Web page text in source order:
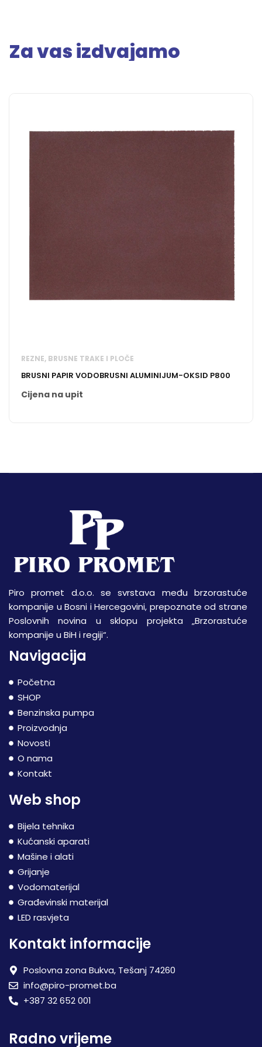
Za vas izdvajamo
REZNE, BRUSNE TRAKE I PLOČE
BRUSNI PAPIR VODOBRUSNI ALUMINIJUM-OKSID P800
Cijena na upit
Piro promet d.o.o. se svrstava među brzorastuće
kompanije u Bosni i Hercegovini, prepoznate od strane
Poslovnih novina u sklopu projekta „Brzorastuće
kompanije u BiH i regiji“.
Navigacija
Početna
SHOP
Benzinska pumpa
Proizvodnja
Novosti
O nama
Kontakt
Web shop
Bijela tehnika
Kućanski aparati
Mašine i alati
Grijanje
Vodomaterijal
Građevinski materijal
LED rasvjeta
Kontakt informacije
Poslovna zona Bukva, Tešanj 74260
info@piro-promet.ba
+387 32 652 001
Radno vrijeme